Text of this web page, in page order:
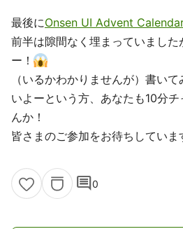
最後にOnsen UI Advent
前半は隙間なく埋まっていまし
ー！
（いるかわかりませんが）書い
いよーという方、あなたも10分
んか！
皆さまのご参加をお待ちしていま
comment0